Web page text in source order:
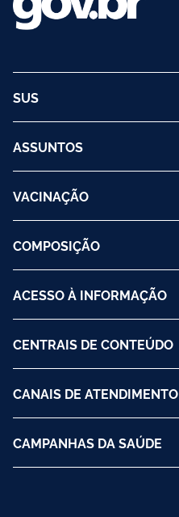
SUS
ASSUNTOS
VACINAÇÃO
COMPOSIÇÃO
ACESSO À INFORMAÇÃO
CENTRAIS DE CONTEÚDO
CANAIS DE ATENDIMENTO
CAMPANHAS DA SAÚDE